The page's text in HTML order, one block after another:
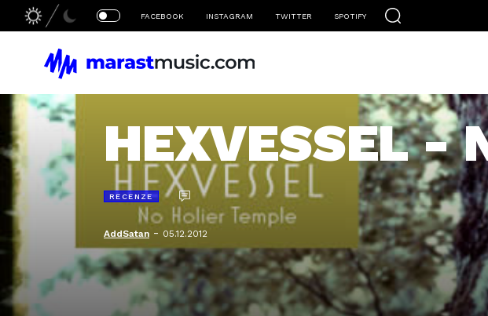
FACEBOOK INSTAGRAM TWITTER SPOTIFY
HEXVESSEL -
RECENZE
AddSatan - 05.12.2012